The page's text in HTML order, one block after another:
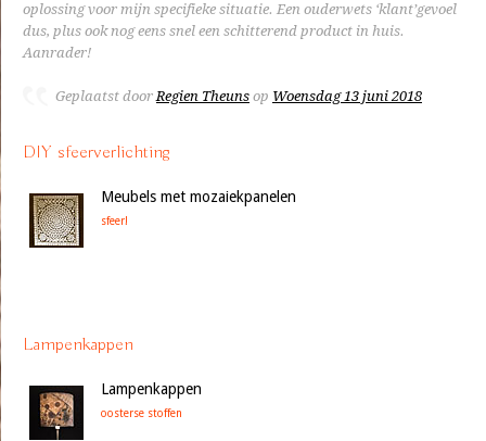
oplossing voor mijn specifieke situatie. Een ouderwets ‘klant’gevoel
dus, plus ook nog eens snel een schitterend product in huis.
Aanrader!
Geplaatst doorRegien Theuns op Woensdag 13 juni 2018
DIY sfeerverlichting
Meubels met mozaiekpanelen
sfeer!
Lampenkappen
Lampenkappen
oosterse stoffen